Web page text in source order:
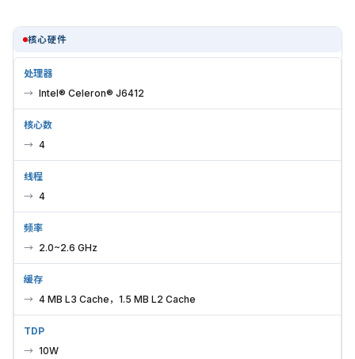
核心硬件
处理器
Intel® Celeron® J6412
核心数
4
线程
4
频率
2.0~2.6 GHz
缓存
4 MB L3 Cache，1.5 MB L2 Cache
TDP
10W